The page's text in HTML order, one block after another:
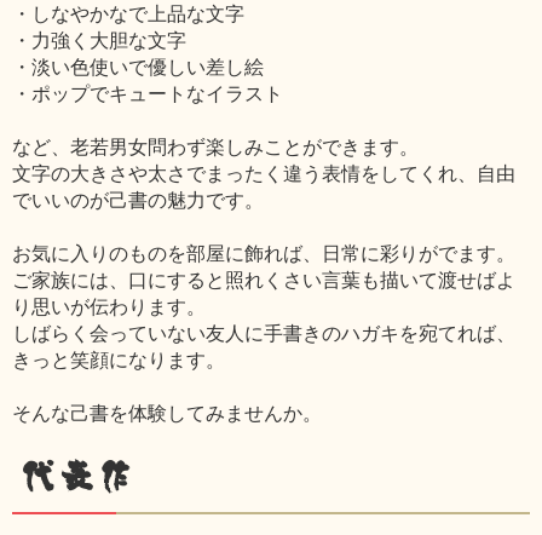
・しなやかなで上品な文字
・力強く大胆な文字
・淡い色使いで優しい差し絵
・ポップでキュートなイラスト
など、老若男女問わず楽しみことができます。
文字の大きさや太さでまったく違う表情をしてくれ、自由
でいいのが己書の魅力です。
お気に入りのものを部屋に飾れば、日常に彩りがでます。
ご家族には、口にすると照れくさい言葉も描いて渡せばよ
り思いが伝わります。
しばらく会っていない友人に手書きのハガキを宛てれば、
きっと笑顔になります。
そんな己書を体験してみませんか。
代表作